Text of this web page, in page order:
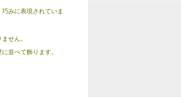
みに表現されていま
せん。
並べて飾ります。